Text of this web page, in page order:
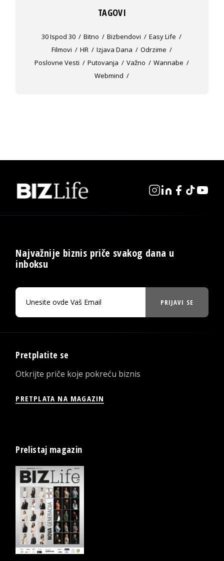
TAGOVI
30 Ispod 30 Bitno Bizbendovi
Easy Life
Filmovi
HR Izjava Dana
Odrzime
Poslovne Vesti
Putovanja Važno
Wannabe
Webmind
Najvažnije biznis priče svakog dana u
inboksu
PRIJAVI SE
Pretplatite se
Otkrijte priče koje pokreću biznis
PRETPLATA NA MAGAZIN
Prelistaj magazin